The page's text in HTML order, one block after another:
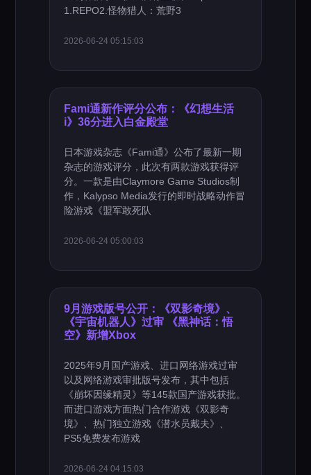
1.REPO2.怪物猎人：荒野3
2026-06-24 05:15:03
Fami通新作评分公布：《幻想生活
i》36分进入白金殿堂
日本游戏杂志《Fami通》公布了最新一期
杂志的游戏评分，此次有两款游戏获得评
分。一款是由Claymore Game Studios制
作，Kalypso Media发行的即时战略动作冒
险游戏《盟军敢死队
2026-06-24 05:00:03
9月游戏版号公开：《双影奇境》、
《宇宙机器人》过审 《黑神话：悟
空》新增Xbox
2025年9月国产游戏、进口网络游戏过审
以及网络游戏审批版号发布，其中包括
《崩坏因缘精灵》等145款国产游戏获批。
而进口游戏方面热门合作游戏《双影奇
境》、热门独立游戏《潜水员戴夫》、
PS5免费发布游戏
2026-06-24 04:15:03